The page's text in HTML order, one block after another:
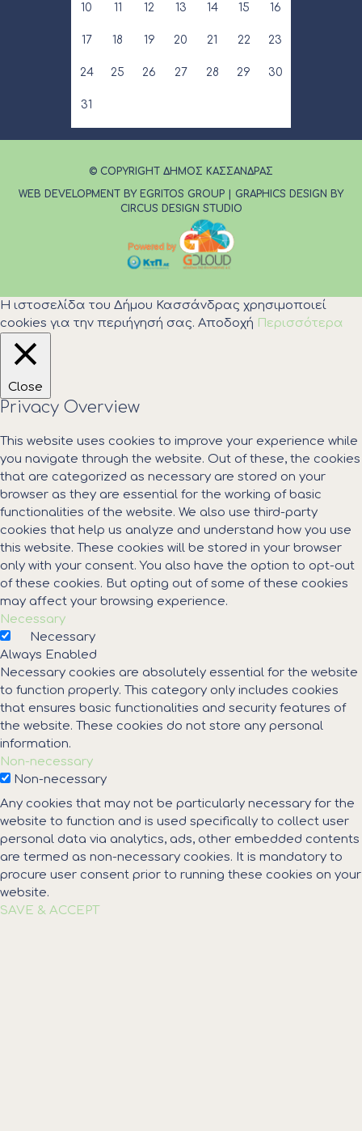
10 11 12 13 14 15 16
17 18 19 20 21 22 23
24 25 26 27 28 29 30
31
© COPYRIGHT ΔΗΜΟΣ ΚΑΣΣΑΝΔΡΑΣ
WEB DEVELOPMENT BY EGRITOS GROUP
GRAPHICS DESIGN BY
CIRCUS DESIGN STUDIO
Η ιστοσελίδα του Δήμου Κασσάνδρας χρησιμοποιεί
cookies για την περιήγησή σας. Αποδοχή Περισσότερα
Close
Privacy Overview
This website uses cookies to improve your experience while
you navigate through the website. Out of these, the cookies
that are categorized as necessary are stored on your
browser as they are essential for the working of basic
functionalities of the website. We also use third-party
cookies that help us analyze and understand how you use
this website. These cookies will be stored in your browser
only with your consent. You also have the option to opt-out
of these cookies. But opting out of some of these cookies
may affect your browsing experience.
Necessary
Necessary
Always Enabled
Necessary cookies are absolutely essential for the website
to function properly. This category only includes cookies
that ensures basic functionalities and security features of
the website. These cookies do not store any personal
information.
Non-necessary
Non-necessary
Any cookies that may not be particularly necessary for the
website to function and is used specifically to collect user
personal data via analytics, ads, other embedded contents
are termed as non-necessary cookies. It is mandatory to
procure user consent prior to running these cookies on your
website.
SAVE & ACCEPT